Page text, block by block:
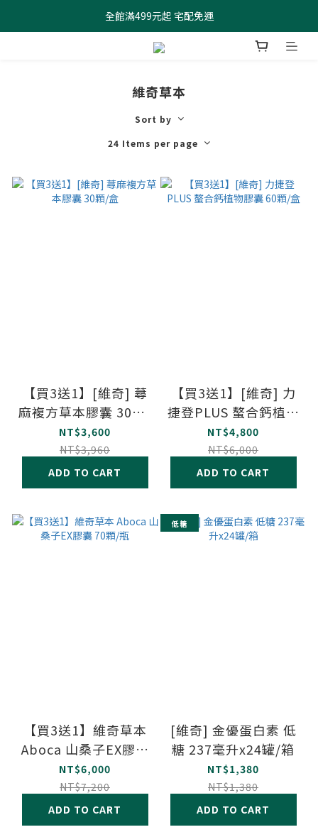
全館滿499元起 宅配免運
全館滿499元起 宅配免運
加入會員 $100元購物金現領現折
維奇草本
Sort by
24 Items per page
【買3送1】[維奇] 蕁
麻複方草本膠囊 30顆/
盒
NT$3,600
NT$3,960
ADD TO CART
【買3送1】[維奇] 力
捷登PLUS 螯合鈣植物
膠囊 60顆/盒
NT$4,800
NT$6,000
ADD TO CART
【買3送1】維奇草本
Aboca 山桑子EX膠囊
70顆/瓶
NT$6,000
NT$7,200
ADD TO CART
低糖
[維奇] 金優蛋白素 低
糖 237毫升x24罐/箱
NT$1,380
NT$1,380
ADD TO CART